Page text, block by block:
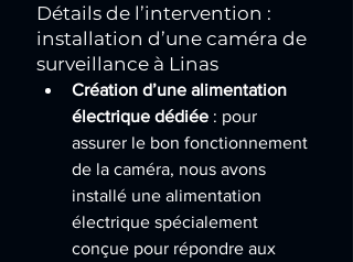
Détails de l’intervention :
installation d’une caméra de
surveillance à Linas
Création d’une alimentation
électrique dédiée : pour
assurer le bon fonctionnement
de la caméra, nous avons
installé une alimentation
électrique spécialement
conçue pour répondre aux